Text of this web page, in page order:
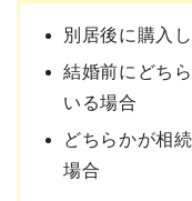
別居後に購入
結婚前にどち
いる場合
どちらかが相
場合